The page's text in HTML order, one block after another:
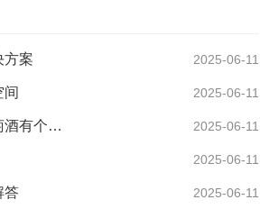
方案 2025-06-11
间 2025-06-11
现代风格酒窖花园度假别墅怎样设计才显得格调高雅？迈菲定做让您的葡萄酒有个好家 2025-06-11
2025-06-11
答 2025-06-11